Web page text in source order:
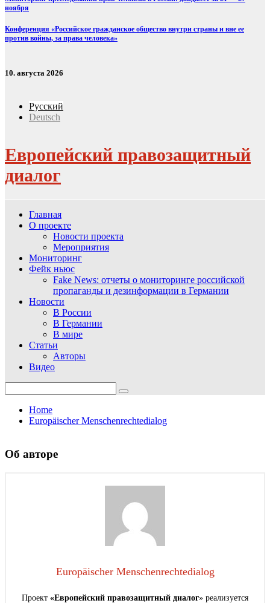
ноября
Конференция «Российское гражданское общество внутри страны и вне ее
против войны, за права человека»
10. августа 2026
Русский
Deutsch
Европейский правозащитный
диалог
Главная
О проекте
Новости проекта
Мероприятия
Мониторинг
Фейк ньюс
Fake News: отчеты о мониторинге российской
пропаганды и дезинформации в Германии
Новости
В России
В Германии
В мире
Статьи
Авторы
Видео
for:
Home
Europäischer Menschenrechtedialog
Об авторе
Europäischer Menschenrechtedialog
Проект «Европейский правозащитный диалог» реализуется